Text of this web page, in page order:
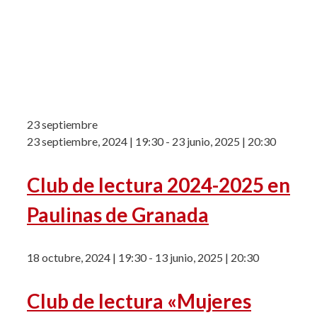
23 septiembre
23 septiembre, 2024 | 19:30- 23 junio, 2025 | 20:30
Club de lectura 2024-2025 en
Paulinas de Granada
18 octubre, 2024 | 19:30- 13 junio, 2025 | 20:30
Club de lectura «Mujeres